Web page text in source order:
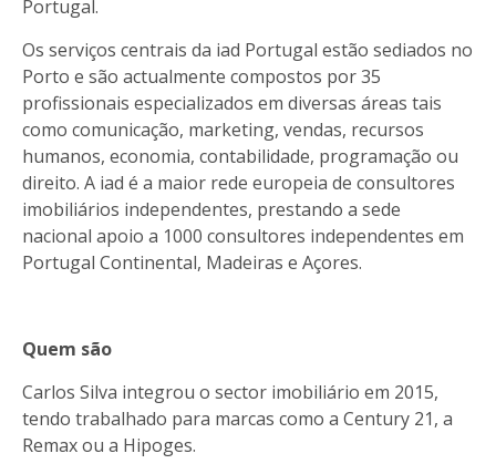
Portugal.
Os serviços centrais da iad Portugal estão sediados no
Porto e são actualmente compostos por 35
profissionais especializados em diversas áreas tais
como comunicação, marketing, vendas, recursos
humanos, economia, contabilidade, programação ou
direito. A iad é a maior rede europeia de consultores
imobiliários independentes, prestando a sede
nacional apoio a 1000 consultores independentes em
Portugal Continental, Madeiras e Açores.
Quem são
Carlos Silva integrou o sector imobiliário em 2015,
tendo trabalhado para marcas como a Century 21, a
Remax ou a Hipoges.